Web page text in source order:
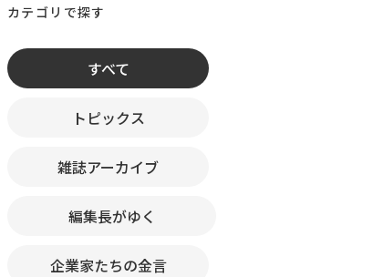
カテゴリで探す
すべて
トピックス
雑誌アーカイブ
編集長がゆく
企業家たちの金言